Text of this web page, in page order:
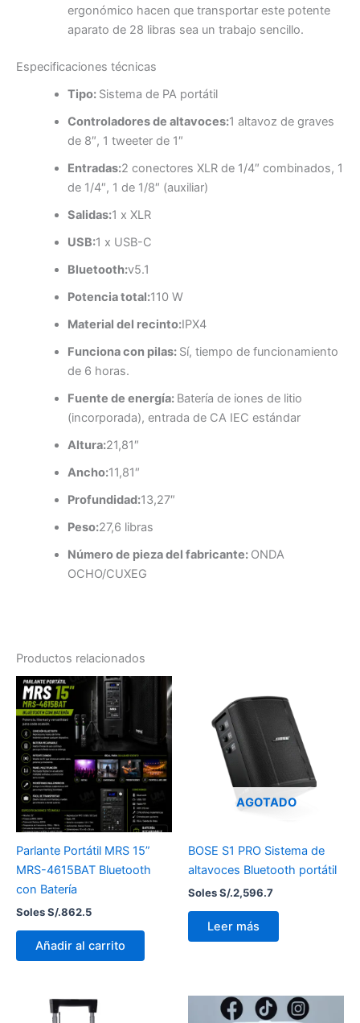
ergonómico hacen que transportar este potente
aparato de 28 libras sea un trabajo sencillo.
Especificaciones técnicas
Tipo: Sistema de PA portátil
Controladores de altavoces:1 altavoz de graves
de 8″, 1 tweeter de 1″
Entradas:2 conectores XLR de 1/4″ combinados, 1
de 1/4″, 1 de 1/8″ (auxiliar)
Salidas:1 x XLR
USB:1 x USB-C
Bluetooth:v5.1
Potencia total:110 W
Material del recinto:IPX4
Funciona con pilas: Sí, tiempo de funcionamiento
de 6 horas.
Fuente de energía: Batería de iones de litio
(incorporada), entrada de CA IEC estándar
Altura:21,81″
Ancho:11,81″
Profundidad:13,27″
Peso:27,6 libras
Número de pieza del fabricante: ONDA
OCHO/CUXEG
Productos relacionados
Parlante Portátil MRS 15”
MRS-4615BAT Bluetooth
con Batería
Soles S/.862.5
Añadir al carrito
AGOTADO
BOSE S1 PRO Sistema de
altavoces Bluetooth portátil
Soles S/.2,596.7
Leer más